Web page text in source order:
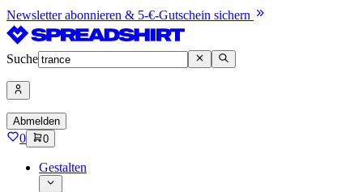
Newsletter abonnieren & 5-€-Gutschein sichern
Suche
Abmelden
0 0
Gestalten